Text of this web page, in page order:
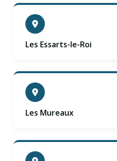
Les Essarts-le-Roi
Les Mureaux